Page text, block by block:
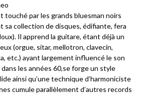
touché par les grands bluesman noirs
sa collection de disques, édifiante, fera
Il apprend la guitare, étant déjà un
(orgue, sitar, mellotron, clavecin,
etc.) ayant largement influencé le son
les années 60,se forge un style
ainsi qu’une technique d’harmoniciste
cumule parallèlement d’autres records